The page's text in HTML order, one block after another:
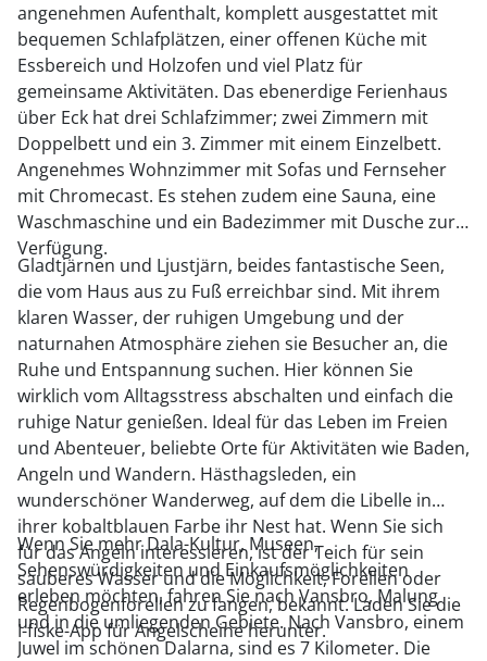
angenehmen Aufenthalt, komplett ausgestattet mit
bequemen Schlafplätzen, einer offenen Küche mit
Essbereich und Holzofen und viel Platz für
gemeinsame Aktivitäten. Das ebenerdige Ferienhaus
über Eck hat drei Schlafzimmer; zwei Zimmern mit
Doppelbett und ein 3. Zimmer mit einem Einzelbett.
Angenehmes Wohnzimmer mit Sofas und Fernseher
mit Chromecast. Es stehen zudem eine Sauna, eine
Waschmaschine und ein Badezimmer mit Dusche zur
Verfügung.
Gladtjärnen und Ljustjärn, beides fantastische Seen,
die vom Haus aus zu Fuß erreichbar sind. Mit ihrem
klaren Wasser, der ruhigen Umgebung und der
naturnahen Atmosphäre ziehen sie Besucher an, die
Ruhe und Entspannung suchen. Hier können Sie
wirklich vom Alltagsstress abschalten und einfach die
ruhige Natur genießen. Ideal für das Leben im Freien
und Abenteuer, beliebte Orte für Aktivitäten wie Baden,
Angeln und Wandern. Hästhagsleden, ein
wunderschöner Wanderweg, auf dem die Libelle in
ihrer kobaltblauen Farbe ihr Nest hat. Wenn Sie sich
für das Angeln interessieren, ist der Teich für sein
sauberes Wasser und die Möglichkeit, Forellen oder
Regenbogenforellen zu fangen, bekannt. Laden Sie die
I-fiske-App für Angelscheine herunter.
Wenn Sie mehr Dala-Kultur, Museen,
Sehenswürdigkeiten und Einkaufsmöglichkeiten
erleben möchten, fahren Sie nach Vansbro, Malung
und in die umliegenden Gebiete. Nach Vansbro, einem
Juwel im schönen Dalarna, sind es 7 Kilometer. Die